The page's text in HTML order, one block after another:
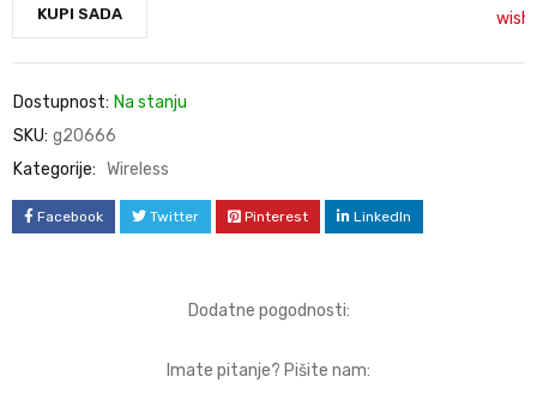
KUPI SADA
Dostupnost: Na stanju
SKU: g20666
Kategorije: Wireless
Facebook Twitter Pinterest LinkedIn
Dodatne pogodnosti:
Imate pitanje? Pišite nam: